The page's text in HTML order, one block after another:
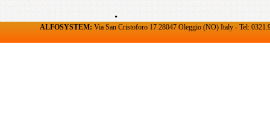
.
ALFOSYSTEM: Via San Cristoforo 17 28047 Oleggio (NO) Italy - Tel: